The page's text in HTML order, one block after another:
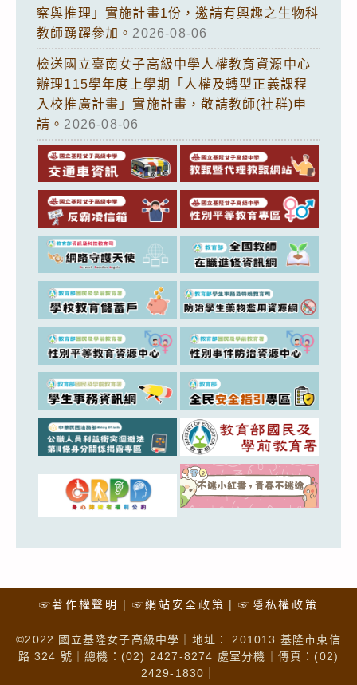
察與推理」實施計畫1份，邀請有興趣之生物科
教師踴躍參加。 2026-08-06
檢送國立臺南女子高級中學人權教育資源中心
辦理115學年度上學期「人權及轉型正義課程
入校推廣計畫」實施計畫，敬請教師(社群)申
請。 2026-08-06
☞著作權聲明 ☞網站安全政策 ☞隱私權政策
©2022 國立基隆女子高級中學｜地址： 201013 基隆市東信
路 324 號｜總機：(02) 2427-8274 處室分機｜傳真：(02)
2429-1830｜